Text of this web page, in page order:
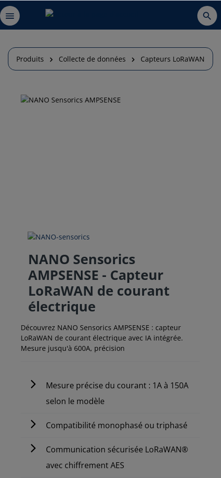
Produits Collecte de données Capteurs LoRaWAN
NANO Sensorics
AMPSENSE - Capteur
LoRaWAN de courant
électrique
Découvrez NANO Sensorics AMPSENSE : capteur
LoRaWAN de courant électrique avec IA intégrée.
Mesure jusqu'à 600A, précision
Mesure précise du courant : 1A à 150A
selon le modèle
Compatibilité monophasé ou triphasé
Communication sécurisée LoRaWAN®
avec chiffrement AES